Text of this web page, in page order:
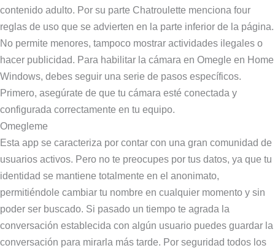
contenido adulto. Por su parte Chatroulette menciona four
reglas de uso que se advierten en la parte inferior de la página.
No permite menores, tampoco mostrar actividades ilegales o
hacer publicidad. Para habilitar la cámara en Omegle en Home
Windows, debes seguir una serie de pasos específicos.
Primero, asegúrate de que tu cámara esté conectada y
configurada correctamente en tu equipo.
Omegleme
Esta app se caracteriza por contar con una gran comunidad de
usuarios activos. Pero no te preocupes por tus datos, ya que tu
identidad se mantiene totalmente en el anonimato,
permitiéndole cambiar tu nombre en cualquier momento y sin
poder ser buscado. Si pasado un tiempo te agrada la
conversación establecida con algún usuario puedes guardar la
conversación para mirarla más tarde. Por seguridad todos los